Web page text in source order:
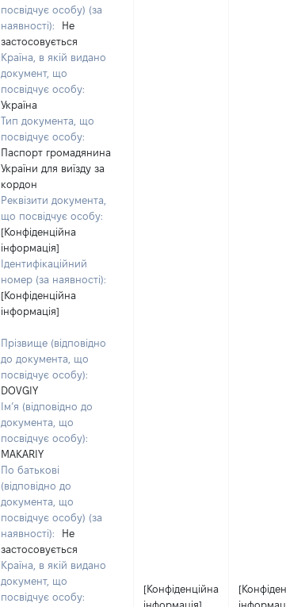
посвідчує особу) (за
наявності):
Не
застосовується
Країна, в якій видано
документ, що
посвідчує особу:
Україна
Тип документа, що
посвідчує особу:
Паспорт громадянина
України для виїзду за
кордон
Реквізити документа,
що посвідчує особу:
[Конфіденційна
інформація]
Ідентифікаційний
номер (за наявності):
[Конфіденційна
інформація]
Прізвище (відповідно
до документа, що
посвідчує особу):
DOVGIY
Ім’я (відповідно до
документа, що
посвідчує особу):
MAKARIY
По батькові
(відповідно до
документа, що
посвідчує особу) (за
наявності):
Не
застосовується
Країна, в якій видано
документ, що
посвідчує особу:
[Конфіденційна
інформація]